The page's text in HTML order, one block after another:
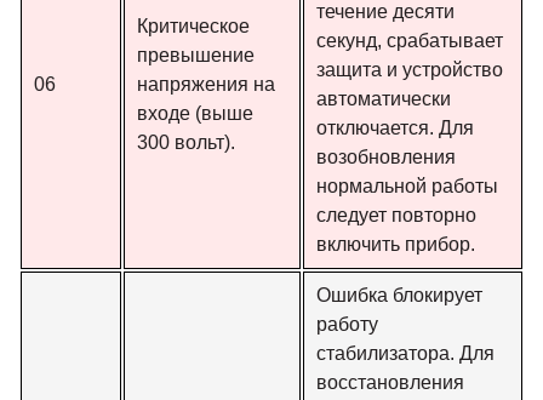
06
Критическое
превышение
напряжения на
входе (выше
300 вольт).
течение десяти
секунд, срабатывает
защита и устройство
автоматически
отключается. Для
возобновления
нормальной работы
следует повторно
включить прибор.
Ошибка блокирует
работу
стабилизатора. Для
восстановления